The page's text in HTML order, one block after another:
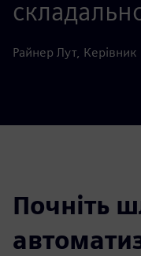
Райнер Лут,
Почніть